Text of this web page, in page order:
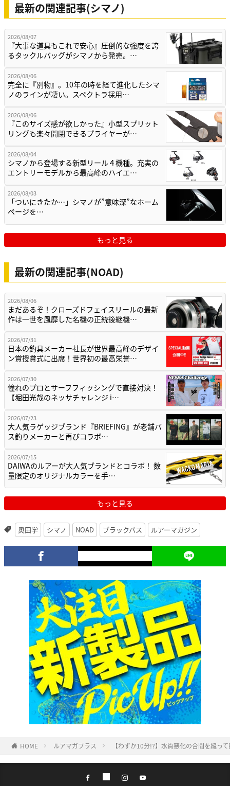
最新の関連記事(シマノ)
2026/08/07
『大事な道具もこれで安心』圧倒的な強度を誇
るタックルバッグがシマノから発売。…
2026/08/06
完全に『別物』。10年の時を経て進化したシマ
ノのラインが凄い。スペクトラ採用…
2026/08/06
『このサイズ感が欲しかった』小型スプリット
リングも楽々開閉できるプライヤーが…
2026/08/04
シマノから登場する新型リール４機種。充実の
エントリーモデルから最高峰のハイエ…
2026/08/03
「ついにきたか…」シマノが”意味深”なホーム
ページを…
もっと見る
最新の関連記事(NOAD)
2026/08/06
まだあるぞ！クローズドフェイスリールの最新
作は一世を風靡した名機の正統後継機…
2026/07/31
日本の釣具メーカー社長が世界最高峰のデザイ
ン賞授賞式に出席！世界初の最高栄誉…
2026/07/30
憧れのプロとサーフフィッシングで直接対決！
【堀田光哉のネッサチャレンジ i…
2026/07/23
大人気ラゲッジブランド『BRIEFING』が老舗バ
ス釣りメーカーと再びコラボ…
2026/07/15
DAIWAのルアーが大人気ブランドとコラボ！ 数
量限定のオリジナルカラーを手…
もっと見る
奥田学 シマノ NOAD ブラックバス ルアーマガジン
HOME ルアマガプラス 【わずか10分!?】水質悪化の合間を縫っ